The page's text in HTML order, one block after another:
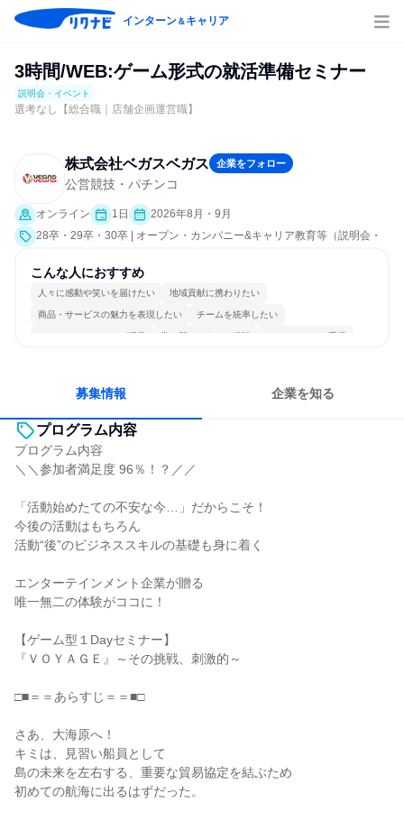
インターン＆キャリア
3時間/WEB:ゲーム形式の就活準備セミナー
説明会・イベント
選考なし【総合職｜店舗企画運営職】
株式会社ベガスベガス 企業をフォロー
公営競技・パチンコ
オンライン 1日
2026年8月・9月
28卒・29卒・30卒 | オープン・カンパニー&キャリア教育等（説明会・
こんな人におすすめ
人々に感動や笑いを届けたい 地域貢献に携わりたい
商品・サービスの魅力を表現したい チームを統率したい
コミュニケーションが活発 常に新しいものに挑戦 チームワークを重視
募集情報 企業を知る
プログラム内容
プログラム内容
＼＼参加者満足度 96％！？／／
「活動始めたての不安な今…」だからこそ！
今後の活動はもちろん
活動“後”のビジネススキルの基礎も身に着く
エンターテインメント企業が贈る
唯一無二の体験がココに！
【ゲーム型１Dayセミナー】
『ＶＯＹＡＧＥ』～その挑戦、刺激的～
□■＝＝あらすじ＝＝■□
さあ、大海原へ！
キミは、見習い船員として
島の未来を左右する、重要な貿易協定を結ぶため
初めての航海に出るはずだった。